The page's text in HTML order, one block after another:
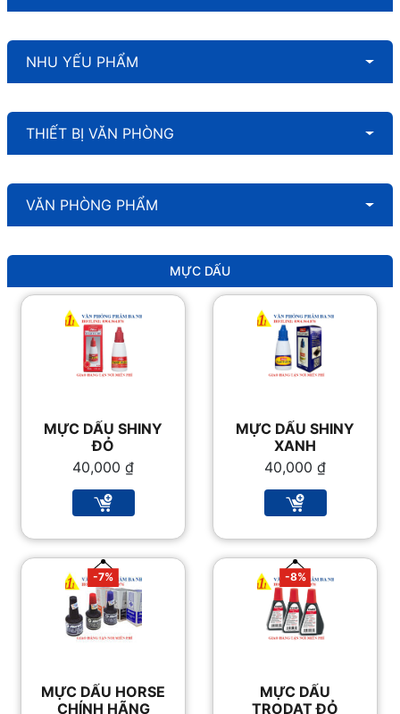
NHU YẾU PHẨM
THIẾT BỊ VĂN PHÒNG
VĂN PHÒNG PHẨM
MỰC DẤU
MỰC DẤU SHINY
ĐỎ
40,000₫
MỰC DẤU SHINY
XANH
40,000₫
-7%
MỰC DẤU HORSE
CHÍNH HÃNG
-8%
MỰC DẤU
TRODAT ĐỎ